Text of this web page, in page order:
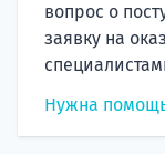
вопрос о
заявку на
Нужна